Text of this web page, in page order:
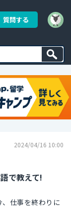
質問する
2024/04/16 10:00
で教えて!
仕事を終わりに